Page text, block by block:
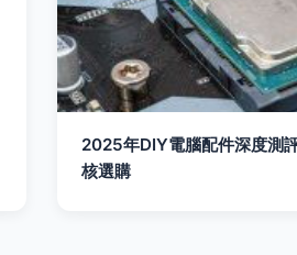
2025年DIY電腦配件深度測
核選購